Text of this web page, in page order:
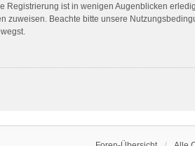
Registrierung ist in wenigen Augenblicken
Beachte bitte unsere